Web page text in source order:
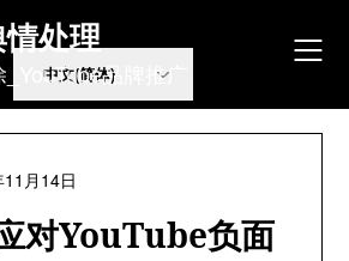
处理
品牌推广
对YouTube负面
月14日